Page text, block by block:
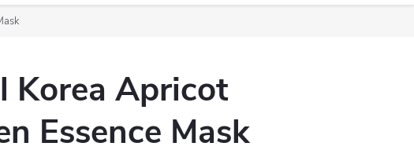
Korea Apricot
Essence Mask